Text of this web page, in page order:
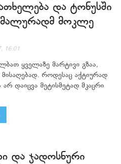
და ტონუსში
მოკლე
16:01
ყველაზე მარტივი გზაა,
როდესაც აქტიურად
დაიცვა მეტისმეტად მკაცრი
და ჯადოსნური